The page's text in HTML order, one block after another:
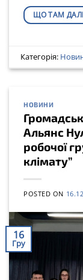
ЩО ТАМ ДАЛІ
Категорія:
НОВИНИ
Альянс
робочої
клімату”
POSTED ON
16
Гру